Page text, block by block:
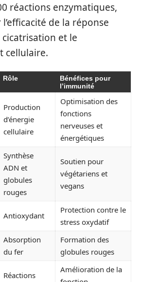
réactions enzymatiques,
de la réponse
et le
cellulaire.
Rôle
Bénéfices pour
l’immunité
Production
d’énergie
cellulaire
Optimisation des
fonctions
nerveuses et
énergétiques
Synthèse
ADN et
globules
rouges
Soutien pour
végétariens et
vegans
Antioxydant
Protection contre le
stress oxydatif
Absorption
du fer
Formation des
globules rouges
Réactions
Amélioration de la